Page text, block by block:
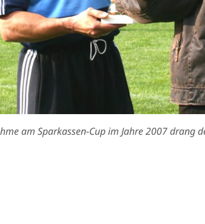
am Sparkassen-Cup im Jahre 2007 drang